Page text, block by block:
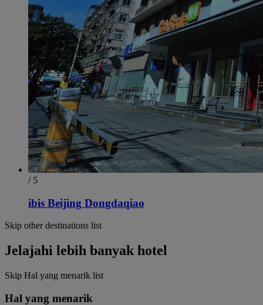
/ 5
ibis Beijing Dongdaqiao
Skip other destinations list
Jelajahi lebih banyak hotel
Skip Hal yang menarik list
Hal yang menarik